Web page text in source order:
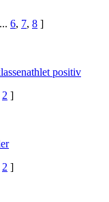
... 6, 7, 8 ]
positiv
2 ]
2 ]